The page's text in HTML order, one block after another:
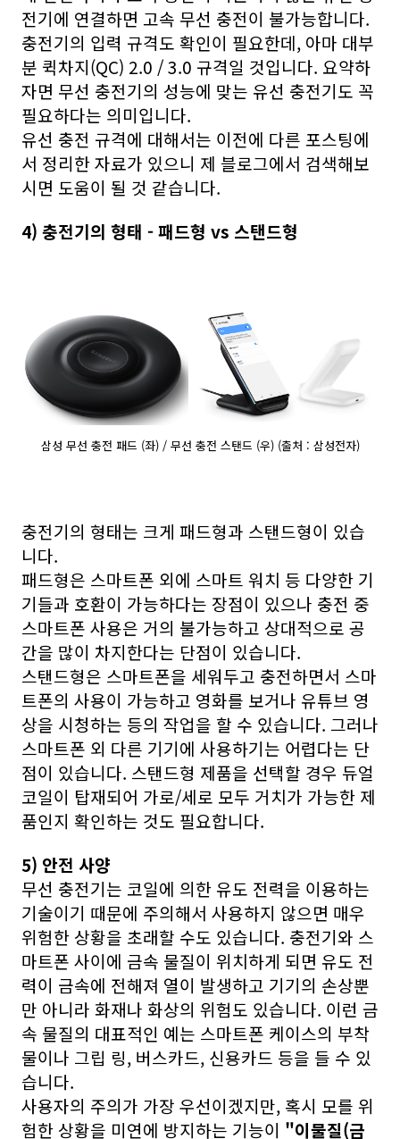
전기에 연결하면 고속 무선 충전이 불가능합니다.
충전기의 입력 규격도 확인이 필요한데, 아마 대부
분 퀵차지(QC) 2.0 / 3.0 규격일 것입니다. 요약하
자면 무선 충전기의 성능에 맞는 유선 충전기도 꼭
필요하다는 의미입니다.
유선 충전 규격에 대해서는 이전에 다른 포스팅에
서 정리한 자료가 있으니 제 블로그에서 검색해보
시면 도움이 될 것 같습니다.
4) 충전기의 형태 - 패드형 vs 스탠드형
삼성 무선 충전 패드 (좌) / 무선 충전 스탠드 (우) (출처 : 삼성전자)
충전기의 형태는 크게 패드형과 스탠드형이 있습
니다.
패드형은 스마트폰 외에 스마트 워치 등 다양한 기
기들과 호환이 가능하다는 장점이 있으나 충전 중
스마트폰 사용은 거의 불가능하고 상대적으로 공
간을 많이 차지한다는 단점이 있습니다.
스탠드형은 스마트폰을 세워두고 충전하면서 스마
트폰의 사용이 가능하고 영화를 보거나 유튜브 영
상을 시청하는 등의 작업을 할 수 있습니다. 그러나
스마트폰 외 다른 기기에 사용하기는 어렵다는 단
점이 있습니다. 스탠드형 제품을 선택할 경우 듀얼
코일이 탑재되어 가로/세로 모두 거치가 가능한 제
품인지 확인하는 것도 필요합니다.
5) 안전 사양
무선 충전기는 코일에 의한 유도 전력을 이용하는
기술이기 때문에 주의해서 사용하지 않으면 매우
위험한 상황을 초래할 수도 있습니다. 충전기와 스
마트폰 사이에 금속 물질이 위치하게 되면 유도 전
력이 금속에 전해져 열이 발생하고 기기의 손상뿐
만 아니라 화재나 화상의 위험도 있습니다. 이런 금
속 물질의 대표적인 예는 스마트폰 케이스의 부착
물이나 그립 링, 버스카드, 신용카드 등을 들 수 있
습니다.
사용자의 주의가 가장 우선이겠지만, 혹시 모를 위
험한 상황을 미연에 방지하는 기능이 "이물질(금